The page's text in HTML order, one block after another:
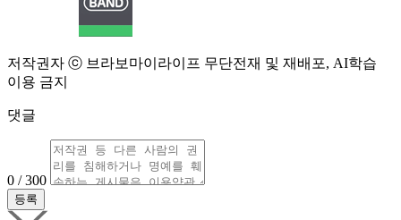
저작권자 ⓒ 브라보마이라이프 무단전재 및 재배포, AI학습
이용 금지
댓글
0 / 300